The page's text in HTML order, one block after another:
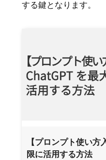
する鍵となります。
【プロンプト使い
限に活用する方法